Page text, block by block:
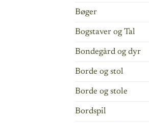
Bøger
Bogstaver og Tal
Bondegård og dyr
Borde og stol
Borde og stole
Bordspil